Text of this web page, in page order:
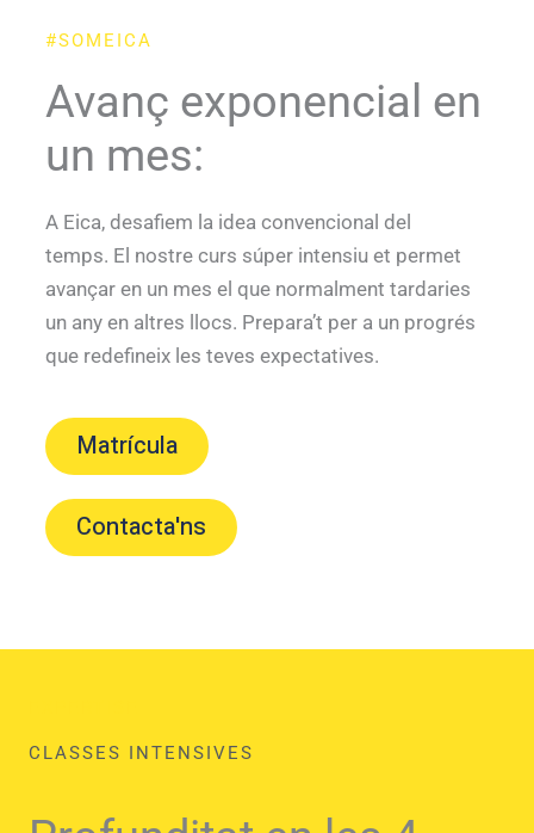
#SOMEICA
Avanç exponencial en
un mes:
A Eica, desafiem la idea convencional del
temps. El nostre curs súper intensiu et permet
avançar en un mes el que normalment tardaries
un any en altres llocs. Prepara’t per a un progrés
que redefineix les teves expectatives.
Matrícula
Contacta'ns
CLASSES INTENSIVES